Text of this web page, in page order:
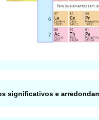
significativos e